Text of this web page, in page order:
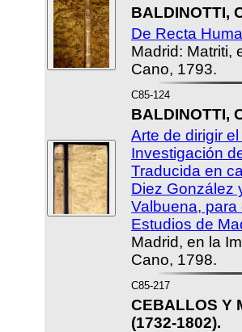
BALDINOTTI,
De Recta
Madrid: Matriti,
Cano, 1793.
C85-124
BALDINOTTI,
Arte de dirigir
Investigación
Traducida en
Diez González
Valbuena,
Estudios de
Madrid, en la
Cano, 1798.
C85-217
CEBALLOS Y
(1732-1802).